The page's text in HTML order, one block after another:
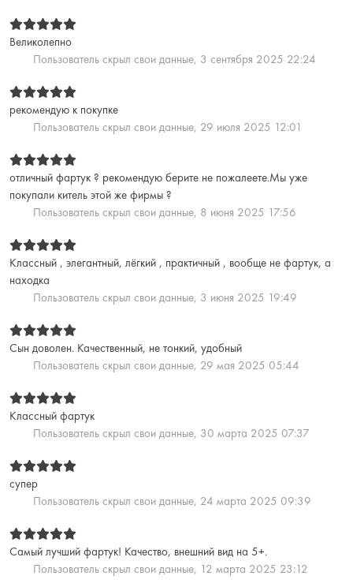
Великолепно
Пользователь скрыл свои данные, 3 сентября 2025 22:24
рекомендую к покупке
Пользователь скрыл свои данные, 29 июля 2025 12:01
отличный фартук ? рекомендую берите не пожалеете.Мы уже
покупали китель этой же фирмы ?
Пользователь скрыл свои данные, 8 июня 2025 17:56
Классный , элегантный, лёгкий , практичный , вообще не фартук, а
находка
Пользователь скрыл свои данные, 3 июня 2025 19:49
Сын доволен. Качественный, не тонкий, удобный
Пользователь скрыл свои данные, 29 мая 2025 05:44
Классный фартук
Пользователь скрыл свои данные, 30 марта 2025 07:37
супер
Пользователь скрыл свои данные, 24 марта 2025 09:39
Самый лучший фартук! Качество, внешний вид на 5+.
Пользователь скрыл свои данные, 12 марта 2025 23:12